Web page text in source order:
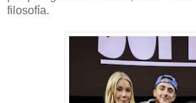
filosofía.